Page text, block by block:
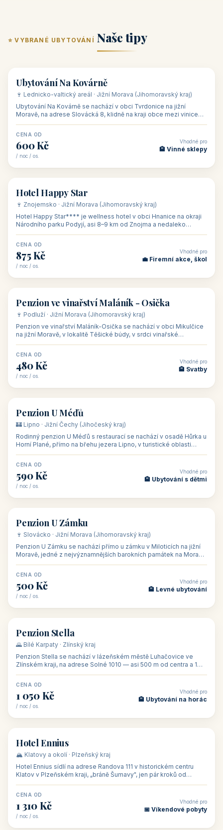
⭐ VYBRANÉ UBYTOVÁNÍ Naše tipy
🏡 penzion
Ubytování Na Kovárně
🍷 Lednicko-valtický areál · Jižní Morava (Jihomoravský kraj)
Ubytování Na Kovárně se nachází v obci Tvrdonice na jižní
Moravě, na adrese Slovácká 8, klidně na kraji obce mezi vinicemi,
CENA OD
600 Kč
/ noc / os.
Vhodné pro
🏨 Vinné sklepy
🏨 hotel
Hotel Happy Star
🍷 Znojemsko · Jižní Morava (Jihomoravský kraj)
Hotel Happy Star**** je wellness hotel v obci Hnanice na okraji
Národního parku Podyjí, asi 8–9 km od Znojma a nedaleko
CENA OD
875 Kč
/ noc / os.
Vhodné pro
💼 Firemní akce, škol
🏡 penzion
Penzion ve vinařství Maláník - Osička
🍷 Podluží · Jižní Morava (Jihomoravský kraj)
Penzion ve vinařství Maláník-Osička se nachází v obci Mikulčice
na jižní Moravě, v lokalitě Těšické búdy, v srdci vinařské
CENA OD
480 Kč
/ noc / os.
Vhodné pro
🏨 Svatby
🏡 penzion
Penzion U Méďů
🏰 Lipno · Jižní Čechy (Jihočeský kraj)
Rodinný penzion U Méďů s restaurací se nachází v osadě Hůrka u
Horní Plané, přímo na břehu jezera Lipno, v turistické oblasti
CENA OD
590 Kč
/ noc / os.
Vhodné pro
🏨 Ubytování s dětmi
🏡 penzion
Penzion U Zámku
🍷 Slovácko · Jižní Morava (Jihomoravský kraj)
Penzion U Zámku se nachází přímo u zámku v Miloticích na jižní
Moravě, jedné z nejvýznamnějších barokních památek na Moravě,
CENA OD
500 Kč
/ noc / os.
Vhodné pro
🏨 Levné ubytování
🏡 penzion
Penzion Stella
🌄 Bílé Karpaty · Zlínský kraj
Penzion Stella se nachází v lázeňském městě Luhačovice ve
Zlínském kraji, na adrese Solné 1010 — asi 500 m od centra a 1
CENA OD
1 050 Kč
/ noc / os.
Vhodné pro
🏨 Ubytování na horác
🏨 hotel
Hotel Ennius
🏔️ Klatovy a okolí · Plzeňský kraj
Hotel Ennius sídlí na adrese Randova 111 v historickém centru
Klatov v Plzeňském kraji, „bráně Šumavy", jen pár kroků od
CENA OD
1 310 Kč
/ noc / os.
Vhodné pro
📅 Víkendové pobyty